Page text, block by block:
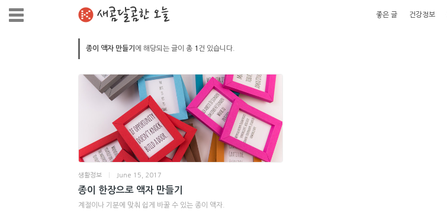
새콤달콤한 오늘 좋은 글 건강정보
종이 액자 만들기 에 해당되는 글이 총 1 건 있습니다.
생활정보 June 15, 2017
종이 한장으로 액자 만들기
계절이나 기분에 맞춰 쉽게 바꿀 수 있는 종이 액자.